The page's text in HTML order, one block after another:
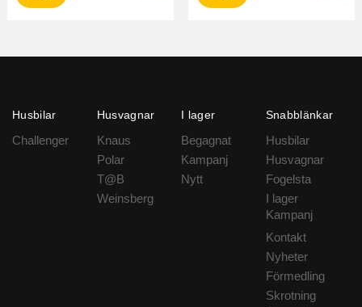
Husbilar
Challenger
Husvagnar
Knaus
Polar
T@B
Weinsberg
I lager
Begagnat
Kampanj
Nytt
Snabblänkar
Husbilar
Husvagnar
Fogelsta
I lager
Kampanj
Kontakt
Nyheter
Förmedling
Skrotning